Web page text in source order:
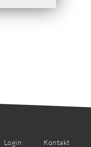
Login Kontakt